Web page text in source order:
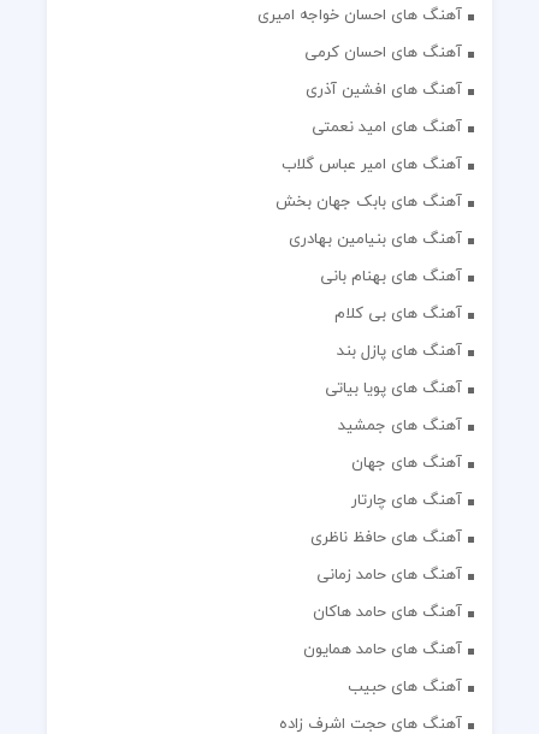
آهنگ های احسان خواجه امیری
آهنگ های احسان کرمی
آهنگ های افشین آذری
آهنگ های امید نعمتی
آهنگ های امیر عباس گلاب
آهنگ های بابک جهان بخش
آهنگ های بنیامین بهادری
آهنگ های بهنام بانی
آهنگ های بی کلام
آهنگ های پازل بند
آهنگ های پویا بیاتی
آهنگ های جمشید
آهنگ های جهان
آهنگ های چارتار
آهنگ های حافظ ناظری
آهنگ های حامد زمانی
آهنگ های حامد هاکان
آهنگ های حامد همایون
آهنگ های حبیب
آهنگ های حجت اشرف زاده